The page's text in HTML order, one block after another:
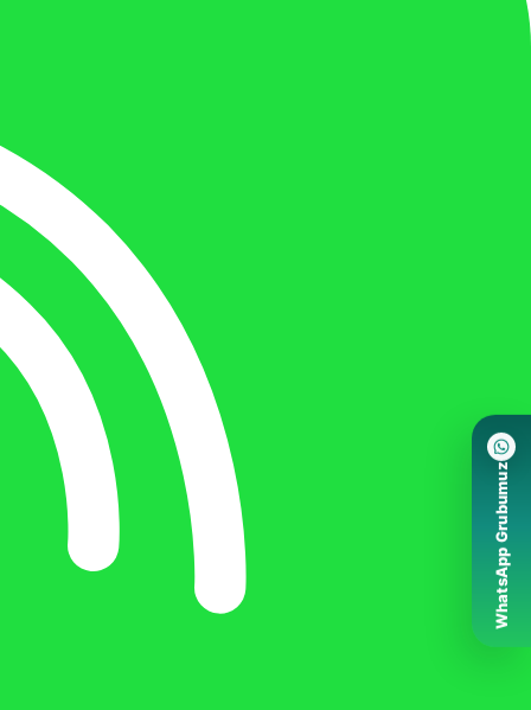
WhatsApp Grubumuz